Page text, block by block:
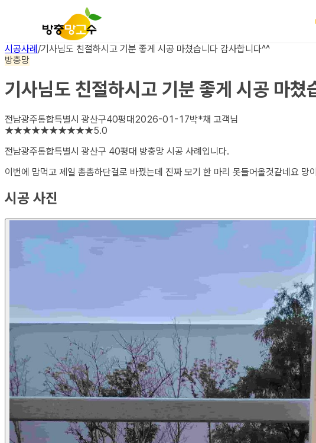
시공사례/기사님도 친절하시고 기분 좋게 시공 마쳤습니다 감사합니다^^
방충망
기사님도 친절하시고 기분 좋게 시공 마쳤
전남광주통합특별시 광산구40평대2026-01-17박*채 고객님
★★★★★★★★★★5.0
전남광주통합특별시 광산구 40평대 방충망 시공 사례입니다.
이번에 맘먹고 제일 촘촘하단걸로 바꿨는데 진짜 모기 한 마리 못들어올것같네요
시공 사진